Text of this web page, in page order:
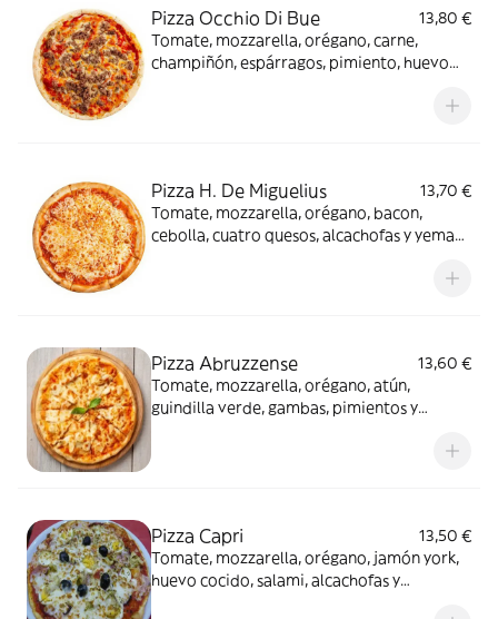
Pizza Occhio Di Bue
13,80 €
Tomate, mozzarella, orégano, carne,
champiñón, espárragos, pimiento, huevo
Pizza H. De Miguelius
13,70 €
Tomate, mozzarella, orégano, bacon,
cebolla, cuatro quesos, alcachofas y yema
Pizza Abruzzense
13,60 €
Tomate, mozzarella, orégano, atún,
guindilla verde, gambas, pimientos y
Pizza Capri
13,50 €
Tomate, mozzarella, orégano, jamón york,
huevo cocido, salami, alcachofas y